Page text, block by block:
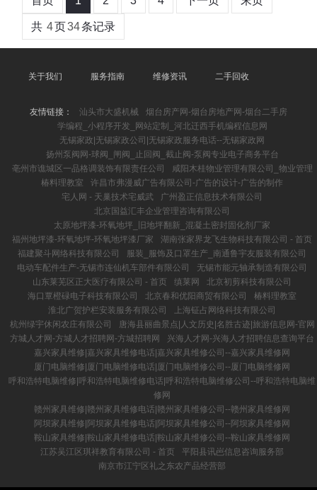
共 4页34条记录
关于我们 服务指南 维修资讯 二手回收
友情链接： 汕头市大盛机械
烟台房产网-烟台房地产网-烟台二手房
学编程_小程序开发_网站定制_河北迁西手机编程信息网
无锡家政|无锡家政公司|无锡家政服务电话--无锡家政网
扬州泵阀网-球阀_闸阀_止回阀_截止阀-泵阀专业电子商务平台
亳州市谯城区一品格调装饰有限责任公司
咸阳木桂物业管理有限公司_物业管理
椿料理教室
许昌市弗漫威广告有限公司-广告的设计-广告的制作
宅人网 - 天巢技术宅威武
广州盈正信息技术有限公司
北京国益汇丰企业管理咨询有限公司
太原地坪漆-环氧地坪_旧地坪翻新_混凝土密封固化剂厂家
福州地坪漆-环氧地坪-环氧地坪漆厂家
湖南张家界龙飞生物科技有限公司 - 首页
福建聚斗网络科技有限公司
服装_服饰及口罩生产_南通鲁宇友服装有限公司
电动车配件生产-无锡市连仙机车部件有限公司
无锡市能元轴承制造有限公司
山东莱芜区正大医疗有限公司 - 首页
缜莱网
北京初剪科技有限公司
海口覃橙碌电子科技有限公司
北京春和优阳商贸有限公司
椿料理教室
淮北广贺护栏安装服务有限公司
上海钲占网络科技有限公司
杭州绿宇休闲农庄有限公司
唐海县丽曲景点|人文历史|名胜古迹|旅游信息网-官网
方城人才网-方城人才招聘网-方城招聘网
兴海人才网-兴海人才招聘信息查询平台
嘉兴家具维修|嘉兴家具维修电话|嘉兴家具维修公司--嘉兴家具维修网
厦门电脑维修|厦门电脑维修电话|厦门电脑维修公司--厦门电脑维修网
呼和浩特电脑维修|呼和浩特电脑维修电话|呼和浩特电脑维修公司--呼和浩特电脑维
修网
赣州家具维修|赣州家具维修电话|赣州家具维修公司--赣州家具维修网
阿坝家具维修|阿坝家具维修电话|阿坝家具维修公司--阿坝家具维修网
鞍山家具维修|鞍山家具维修电话|鞍山家具维修公司--鞍山家具维修网
江苏吴江区琪祥教育有限公司 - 首页
平阳县讯岜信息咨询服务部
南京市江宁区礼之东农产品经营部